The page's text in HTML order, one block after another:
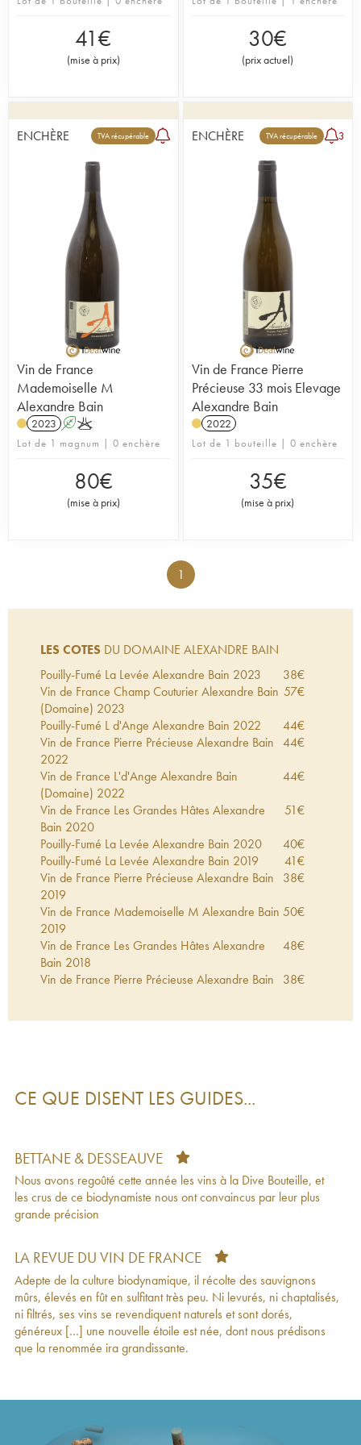
41€
(mise à prix)
30€
(prix actuel)
ENCHÈRE TVA récupérable
Vin de France
Mademoiselle M
Alexandre Bain
2023 AK
Lot de 1 magnum | 0 enchère
80€
(mise à prix)
ENCHÈRE TVA récupérable 3
Vin de France Pierre
Précieuse 33 mois Elevage
Alexandre Bain
2022
Lot de 1 bouteille | 0 enchère
35€
(mise à prix)
1
LES COTES DU DOMAINE ALEXANDRE BAIN
Pouilly-Fumé La Levée Alexandre Bain 2023 38€
Vin de France Champ Couturier Alexandre Bain
(Domaine) 2023
57€
Pouilly-Fumé L d'Ange Alexandre Bain 2022 44€
Vin de France Pierre Précieuse Alexandre Bain
2022
44€
Vin de France L'd'Ange Alexandre Bain
(Domaine) 2022
44€
Vin de France Les Grandes Hâtes Alexandre
Bain 2020
51€
Pouilly-Fumé La Levée Alexandre Bain 2020 40€
Pouilly-Fumé La Levée Alexandre Bain 2019 41€
Vin de France Pierre Précieuse Alexandre Bain
2019
38€
Vin de France Mademoiselle M Alexandre Bain
2019
50€
Vin de France Les Grandes Hâtes Alexandre
Bain 2018
48€
Vin de France Pierre Précieuse Alexandre Bain
38€
Vin de France N°21 Alexandre Bain2017
Vin de France Mademoiselle M Alexandre Bain
2016
Pouilly-Fumé La Levée Alexandre Bain 2015 41 €
Vin de France Pierre Précieuse Alexandre Bain
Vin de France Mademoiselle M Alexandre Bain
2015
Pouilly-Fumé L d'Ange Alexandre Bain2015 35€
Vin de France Les Grandes Hâtes Alexandre
Bain2015
36€
Vin de France L'd'Ange Alexandre Bain
(Domaine)2015
30€
Vin de France L d'Ange 36 Mois d'élevage
44€
Vin de France Mademoiselle M Alexandre Bain
CE QUE DISENT LES GUIDES...
BETTANE & DESSEAUVE
Nous avons regoûté cette année les vins à la Dive Bouteille, et
les crus de ce biodynamiste nous ont convaincus par leur plus
grande précision
LA REVUE DU VIN DE FRANCE
Adepte de la culture biodynamique, il récolte des sauvignons
mûrs, élevés en fût en sulfitant très peu. Ni levurés, ni chaptalisés,
ni filtrés, ses vins se revendiquent naturels et sont dorés,
généreux […] une nouvelle étoile est née, dont nous prédisons
que la renommée ira grandissante.